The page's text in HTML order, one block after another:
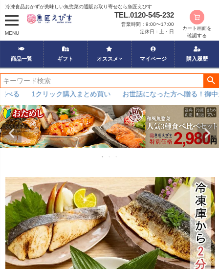
冷凍食品おかずが美味しい魚惣菜の通販お取り寄せなら魚匠えびす
MENU
TEL.0120-545-232
営業時間：9:00〜17:00
定休日：土・日
カート画面を
確認する
商品一覧 ギフト オススメ マイページ 購入履歴
1クリック購入まとめ買い お世話になった方へ贈る！御中元